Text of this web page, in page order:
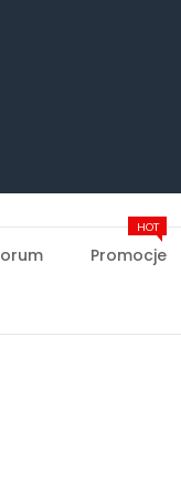
Promocje
HOT